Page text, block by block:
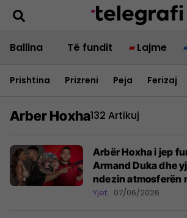
Ballina Të fundit Lajme
Prishtina Prizreni Peja Ferizaj
Arber Hoxha132 Artikuj
Arbër Hoxha i jep
Armand Duka dhe
ndezin atmosferën
Yjet 07/06/2026